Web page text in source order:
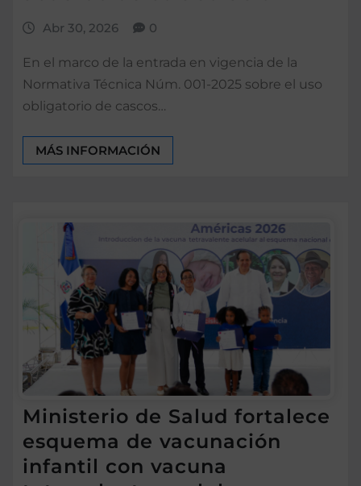
Abr 30, 2026 0
En el marco de la entrada en vigencia de la
Normativa Técnica Núm. 001-2025 sobre el uso
obligatorio de cascos…
MÁS INFORMACIÓN
Ministerio de Salud fortalece
esquema de vacunación
infantil con vacuna